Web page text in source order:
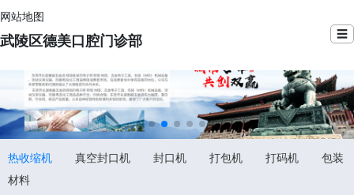
网站地图
武陵区德美口腔门诊部 ☰
热收缩机 真空封口机 封口机 打包机 打码机
包装
材料